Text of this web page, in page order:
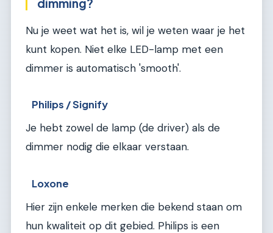
dimming?
Nu je weet wat het is, wil je weten waar je het
kunt kopen. Niet elke LED-lamp met een
dimmer is automatisch 'smooth'.
Philips / Signify
Je hebt zowel de lamp (de driver) als de
dimmer nodig die elkaar verstaan.
Loxone
Hier zijn enkele merken die bekend staan om
hun kwaliteit op dit gebied. Philips is een